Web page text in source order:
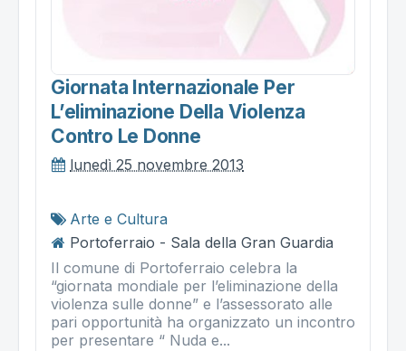
Giornata Internazionale Per
L’eliminazione Della Violenza
Contro Le Donne
lunedì 25 novembre 2013
Arte e Cultura
Portoferraio - Sala della Gran Guardia
Il comune di Portoferraio celebra la
“giornata mondiale per l’eliminazione della
violenza sulle donne” e l’assessorato alle
pari opportunità ha organizzato un incontro
per presentare “ Nuda e...